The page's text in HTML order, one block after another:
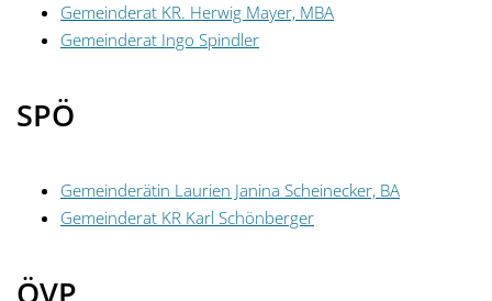
Gemeinderat KR. Herwig Mayer, MBA
Gemeinderat Ingo Spindler
SPÖ
Gemeinderätin Laurien Janina Scheinecker, BA
Gemeinderat KR Karl Schönberger
ÖVP